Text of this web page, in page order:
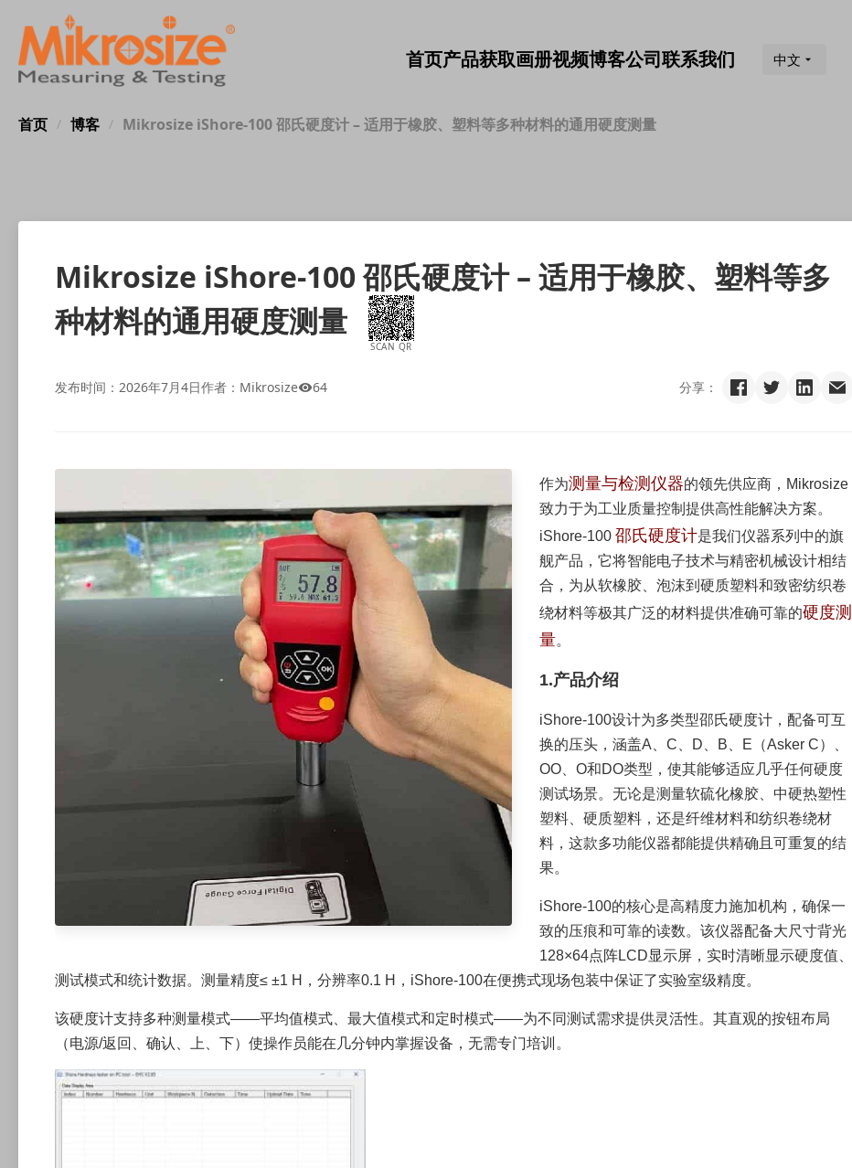
首页产品获取画册视频博客公司联系我们 中文
首页 / 博客 / Mikrosize iShore-100 邵氏硬度计 – 适用于橡胶、塑料等多种材料的通用硬度测量
Mikrosize iShore-100 邵氏硬度计 – 适用于橡胶、塑料等多
种材料的通用硬度测量
SCAN QR
发布时间：2026年7月4日作者：Mikrosize 64 分享：
作为测量与检测仪器的领先供应商，Mikrosize
致力于为工业质量控制提供高性能解决方案。
iShore-100 邵氏硬度计是我们仪器系列中的旗
舰产品，它将智能电子技术与精密机械设计相结
合，为从软橡胶、泡沫到硬质塑料和致密纺织卷
绕材料等极其广泛的材料提供准确可靠的硬度测
量。
1.产品介绍
iShore-100设计为多类型邵氏硬度计，配备可互
换的压头，涵盖A、C、D、B、E（Asker C）、
OO、O和DO类型，使其能够适应几乎任何硬度
测试场景。无论是测量软硫化橡胶、中硬热塑性
塑料、硬质塑料，还是纤维材料和纺织卷绕材
料，这款多功能仪器都能提供精确且可重复的结
果。
iShore-100的核心是高精度力施加机构，确保一
致的压痕和可靠的读数。该仪器配备大尺寸背光
128×64点阵LCD显示屏，实时清晰显示硬度值、
测试模式和统计数据。测量精度≤ ±1 H，分辨率0.1 H，iShore-100在便携式现场包装中保证了实验室级精度。
该硬度计支持多种测量模式——平均值模式、最大值模式和定时模式——为不同测试需求提供灵活性。其直观的按钮布局
（电源/返回、确认、上、下）使操作员能在几分钟内掌握设备，无需专门培训。